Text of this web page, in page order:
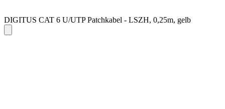
DIGITUS CAT 6 U/UTP Patchkabel - LSZH, 0,25m, gelb